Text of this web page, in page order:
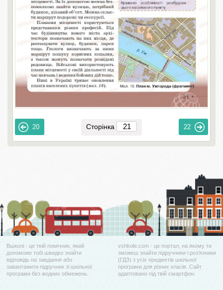
20 Сторінка 22
Вшколі - це твій помічник, який
допоможе тобі швидко знайти
відповідь на завдання або
завантажити підручник зі шкільної
програми без жодних обмежень.
vshkole.com - це портал, на якому ти
зможеш знайти підручники і роз'язники
(ГДЗ) з усіх предметів шкільної
програми для різних класів. Сайт
адаптовано під твій смартфон.